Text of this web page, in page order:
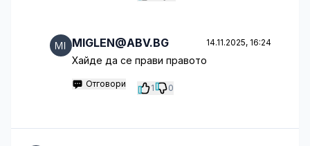
MIGLEN@ABV.BG 14.11.2025, 16:24
Хайде да се прави правото
Отговори 1 0